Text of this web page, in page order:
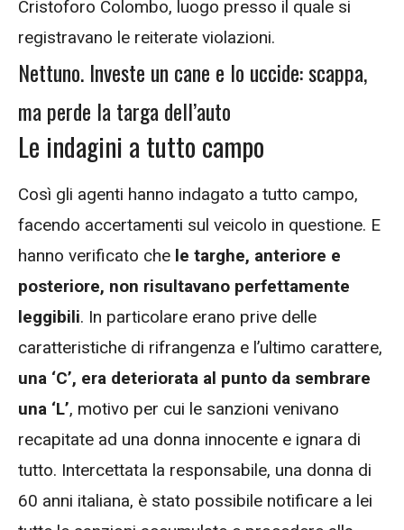
Cristoforo Colombo, luogo presso il quale si
registravano le reiterate violazioni.
Nettuno. Investe un cane e lo uccide: scappa,
ma perde la targa dell’auto
Le indagini a tutto campo
Così gli agenti hanno indagato a tutto campo,
facendo accertamenti sul veicolo in questione. E
hanno verificato che le targhe, anteriore e
posteriore, non risultavano perfettamente
leggibili. In particolare erano prive delle
caratteristiche di rifrangenza e l’ultimo carattere,
una ‘C’, era deteriorata al punto da sembrare
una ‘L’, motivo per cui le sanzioni venivano
recapitate ad una donna innocente e ignara di
tutto. Intercettata la responsabile, una donna di
60 anni italiana, è stato possibile notificare a lei